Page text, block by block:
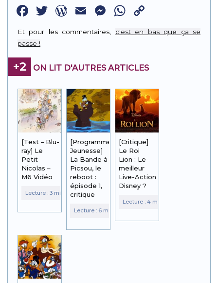
Facebook
Twitter
WordPress
EmailMessenger
WhatsApp
Link
Et pour les commentaires, c'est en bas que ça se
passe !
+2 ON LIT D'AUTRES ARTICLES
[Test – Blu-
ray] Le
Petit
Nicolas –
M6 Vidéo
[Programme
Jeunesse]
La Bande à
Picsou, le
reboot :
épisode 1,
critique
[Critique]
Le Roi
Lion : Le
meilleur
Live-Action
Disney ?